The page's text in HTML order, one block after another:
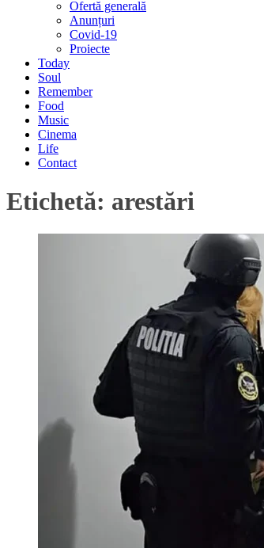
Ofertă generală
Anunțuri
Covid-19
Proiecte
Today
Soul
Remember
Food
Music
Cinema
Life
Contact
Etichetă: arestări